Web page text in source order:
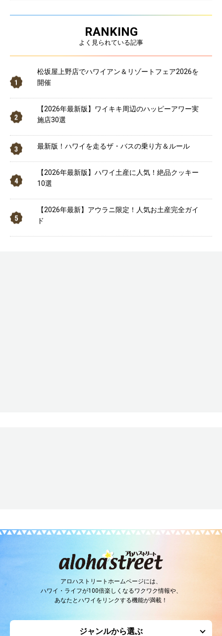
RANKING
よく見られている記事
松坂屋上野店でハワイアン＆リゾートフェア2026を
開催
【2026年最新版】ワイキキ周辺のハッピーアワー実
施店30選
最新版！ハワイを走るザ・バスの乗り方＆ルール
【2026年最新版】ハワイ土産に人気！絶品クッキー
10選
【2026年最新】アウラニ限定！人気お土産完全ガイ
ド
アロハストリートホームページには、
ハワイ・ライフが100倍楽しくなるワクワク情報や、
あなたとハワイをリンクする機能が満載！
ジャンルから選ぶ